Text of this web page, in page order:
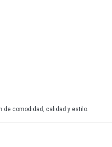
de comodidad, calidad y estilo.